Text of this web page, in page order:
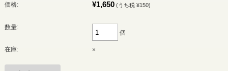
価格: ¥1,650 (うち税 ¥150)
数量:
個
在庫: ×